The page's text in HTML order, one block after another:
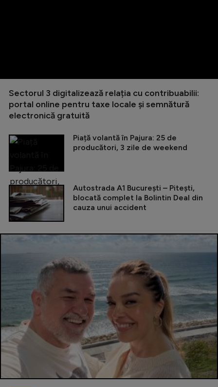
Sectorul 3 digitalizează relația cu contribuabilii:
portal online pentru taxe locale și semnătură
electronică gratuită
Piață volantă în Pajura: 25 de
producători, 3 zile de weekend
Autostrada A1 București – Pitești,
blocată complet la Bolintin Deal din
cauza unui accident